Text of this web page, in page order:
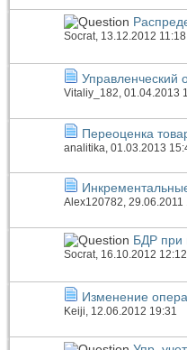
Socrat, 13.12.2012 11:18
Управленческий
Vitaliy_182, 01.04.2013
Переоценка
analitika , 01.03.2013
Alex120782, 29.06.2011
БДР при
Socrat , 16.10.2012 12:12
Изменение
Keiji, 12.06.2012 19:31